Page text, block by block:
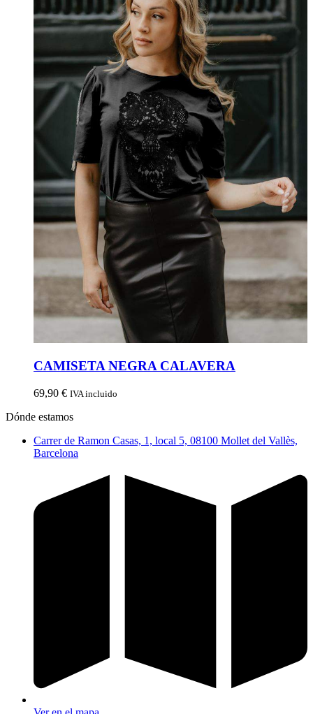
CAMISETA NEGRA CALAVERA
69,90 € IVA incluido
Dónde estamos
Carrer de Ramon Casas, 1, local 5, 08100 Mollet del Vallès,
Barcelona